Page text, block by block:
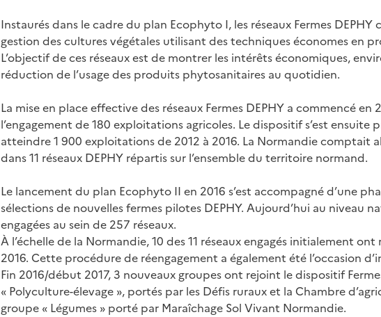
Instaurés dans le cadre du plan Ecophyto I, les réseaux Fermes
gestion des cultures végétales utilisant des techniques économes en
L’objectif de ces réseaux est de montrer les intérêts économiques,
réduction de l’usage des produits phytosanitaires au quotidien.
La mise en place effective des réseaux Fermes DEPHY a commencé en
l’engagement de 180 exploitations agricoles. Le dispositif s’est
atteindre 1 900 exploitations de 2012 à 2016. La Normandie comptait
dans 11 réseaux DEPHY répartis sur l’ensemble du territoire normand.
Le lancement du plan Ecophyto II en 2016 s’est accompagné d’une
sélections de nouvelles fermes pilotes DEPHY. Aujourd’hui au niveau
engagées au sein de 257 réseaux.
À l’échelle de la Normandie, 10 des 11 réseaux engagés initialement
2016. Cette procédure de réengagement a également été l’occasion
Fin 2016/début 2017, 3 nouveaux groupes ont rejoint le dispositif
« Polyculture-élevage », portés par les Défis ruraux et la Chambre
groupe « Légumes » porté par Maraîchage Sol Vivant Normandie.